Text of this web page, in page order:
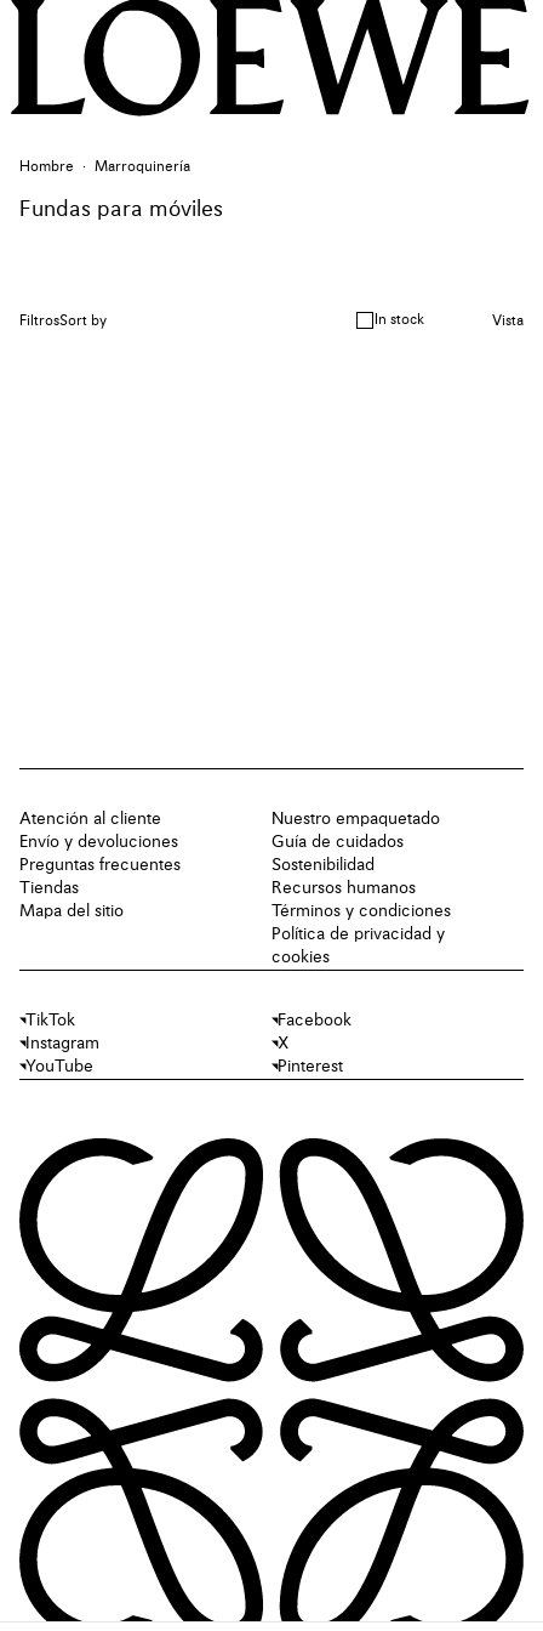
Hombre Marroquinería
Fundas para móviles
FiltrosSort by In stock Vista
Atención al cliente
Envío y devoluciones
Preguntas frecuentes
Tiendas
Mapa del sitio
Nuestro empaquetado
Guía de cuidados
Sostenibilidad
Recursos humanos
Términos y condiciones
Política de privacidad y
cookies
TikTok
Facebook
Instagram
X
YouTube
Pinterest